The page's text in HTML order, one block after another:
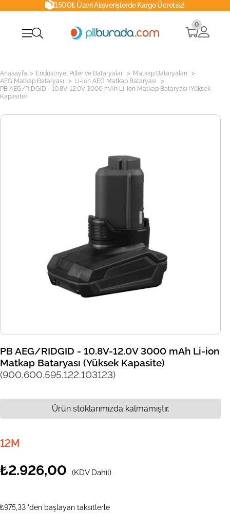
1500₺ Üzeri Alışverişlerde Kargo Ücretsiz!
0
Anasayfa > Endüstriyel Piller ve Bataryalar > Matkap Bataryaları >
AEG Matkap Bataryası > Li-ion AEG Matkap Bataryası >
PB AEG/RIDGID - 10.8V-12.0V 3000 mAh Li-ion Matkap Bataryası (Yüksek
Kapasite)
PB AEG/RIDGID - 10.8V-12.0V 3000 mAh Li-ion
Matkap Bataryası (Yüksek Kapasite)
(900.600.595.122.103123)
12M
₺2.926,00 (KDV Dahil)
₺975,33 'den başlayan taksitlerle
Ürün stoklarımızda kalmamıştır.